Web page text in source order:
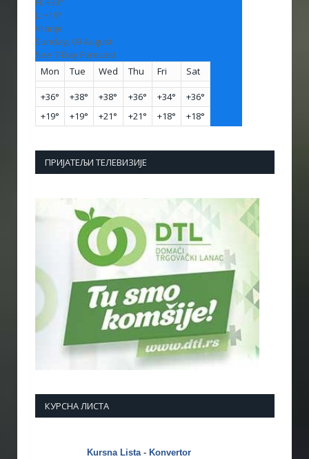
L: +19°
Vranje
Sunday, 09 August
See 7-Day Forecast
Mon
Tue Wed Thu Fri Sat
+36° +38° +38° +36° +34° +36°
+19° +19° +21° +21° +18° +18°
ПРИЈАТЕЉИ ТЕЛЕВИЗИЈЕ
КУРСНА ЛИСТА